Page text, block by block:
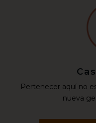
Pertenecer aquí no
nueva